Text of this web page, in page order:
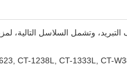
وتشمل السلاسل التالية،
CT-1238L, CT-1333L, CT-